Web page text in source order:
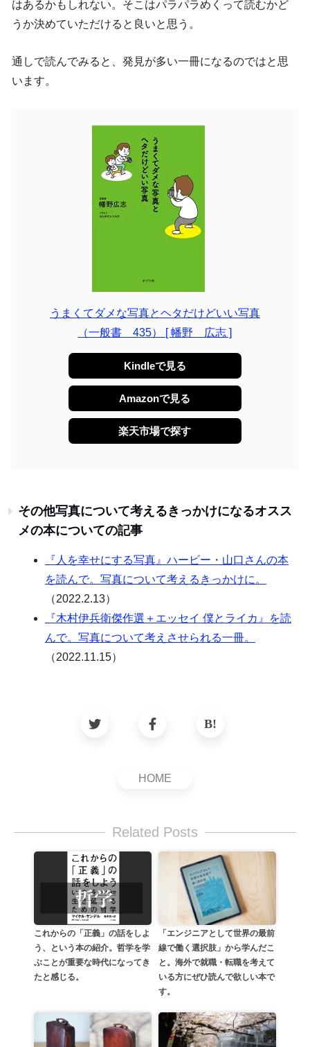
はあるかもしれない。そこはパラパラめくって読むかど
うか決めていただけると良いと思う。
通しで読んでみると、発見が多い一冊になるのではと思
います。
うまくてダメな写真とヘタだけどいい写真
（一般書 435） [ 幡野 広志 ]
Kindleで見る
Amazonで見る
楽天市場で探す
その他写真について考えるきっかけになるオスス
メの本についての記事
『人を幸せにする写真』ハービー・山口さんの本
を読んで。写真について考えるきっかけに。
（2022.2.13）
『木村伊兵衛傑作選＋エッセイ 僕とライカ』を読
んで。写真について考えさせられる一冊。
（2022.11.15）
HOME
Related Posts
これからの「正義」の話をしよ
う、という本の紹介。哲学を学
ぶことが重要な時代になってき
たと感じる。
「エンジニアとして世界の最前
線で働く選択肢」から学んだこ
と。海外で就職・転職を考えて
いる方にぜひ読んで欲しい本で
す。